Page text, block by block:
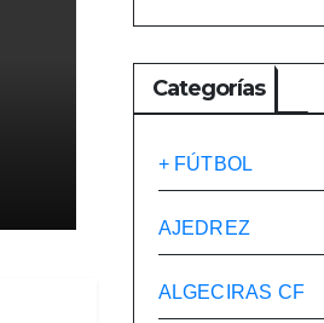
Categorías
+ FÚTBOL
AJEDREZ
ALGECIRAS CF